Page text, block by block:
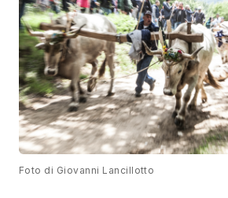
Foto di Giovanni Lancillotto